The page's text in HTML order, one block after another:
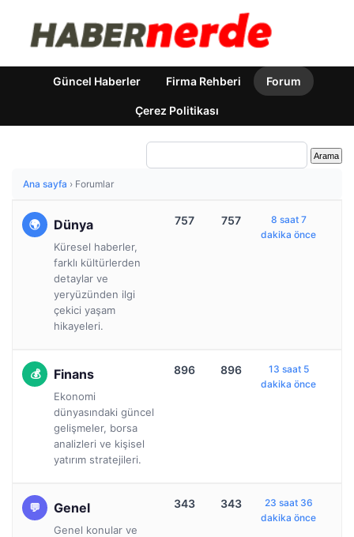
Güncel Haberler Firma Rehberi Forum
Çerez Politikası
Ana sayfa › Forumlar
Dünya
Küresel haberler,
farklı kültürlerden
detaylar ve
yeryüzünden ilgi
çekici yaşam
hikayeleri.
757 757
8 saat 7
dakika önce
Finans
Ekonomi
dünyasındaki güncel
gelişmeler, borsa
analizleri ve kişisel
yatırım stratejileri.
896 896
13 saat 5
dakika önce
Genel
Genel konular ve
343 343
23 saat 36
dakika önce